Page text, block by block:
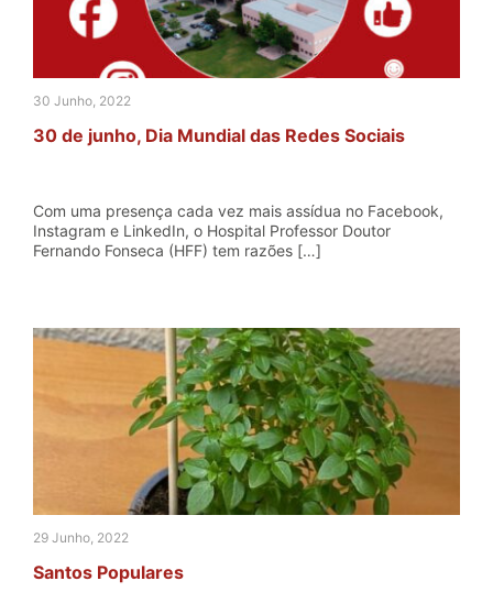
30 Junho, 2022
30 de junho, Dia Mundial das Redes Sociais
Com uma presença cada vez mais assídua no Facebook,
Instagram e LinkedIn, o Hospital Professor Doutor
Fernando Fonseca (HFF) tem razões […]
29 Junho, 2022
Santos Populares